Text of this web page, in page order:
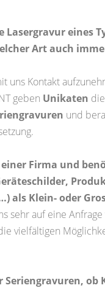
Lasergravur eines
Art auch
uns Kontakt
geben Unikaten
und
Firma und
als Klein- oder
sehr auf eine
vielfältigen
Seriengravuren, ob